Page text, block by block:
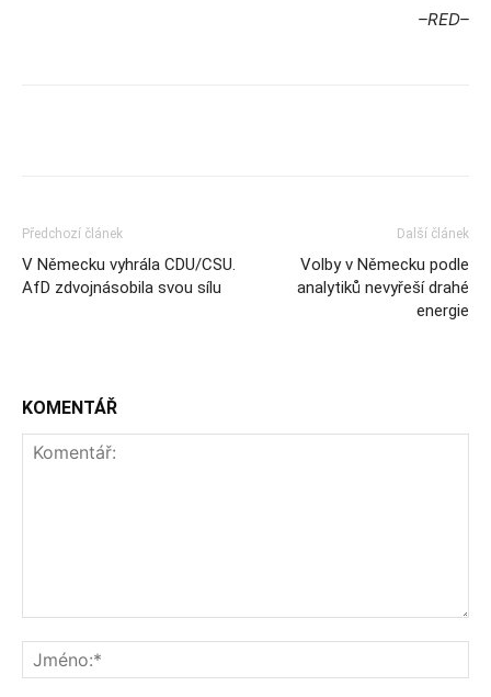
–RED–
Předchozí článek
V Německu vyhrála CDU/CSU.
AfD zdvojnásobila svou sílu
Další článek
Volby v Německu podle
analytiků nevyřeší drahé
energie
KOMENTÁŘ